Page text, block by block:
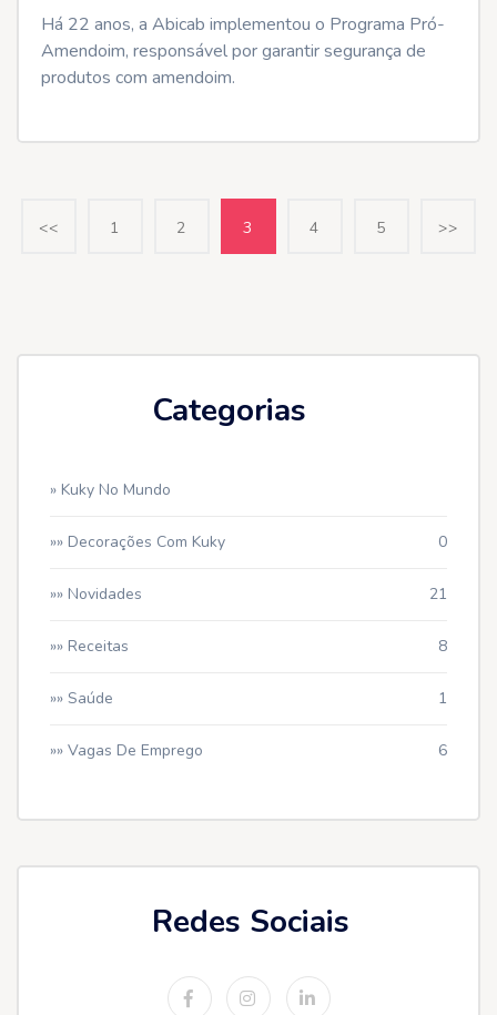
Há 22 anos, a Abicab implementou o Programa Pró-
Amendoim, responsável por garantir segurança de
produtos com amendoim.
<< 1 2 3 4 5 >>
Categorias
» Kuky No Mundo
»» Decorações Com Kuky 0
»» Novidades 21
»» Receitas 8
»» Saúde 1
»» Vagas De Emprego 6
Redes Sociais